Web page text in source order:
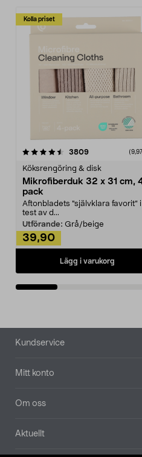
Kolla priset
3809recensioner
Köksrengöring & disk
Mikrofiberduk 32 x 31 cm,
pack
Aftonbladets "självklara favorit” i
test av d...
Utförande: Grå/beige
39,90
Lägg i varukorg
4.0av 5 stjärnor
Sidfot
Kundservice
Mitt konto
Om oss
Aktuellt